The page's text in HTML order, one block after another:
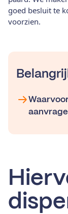
goed besluit te
voorzien.